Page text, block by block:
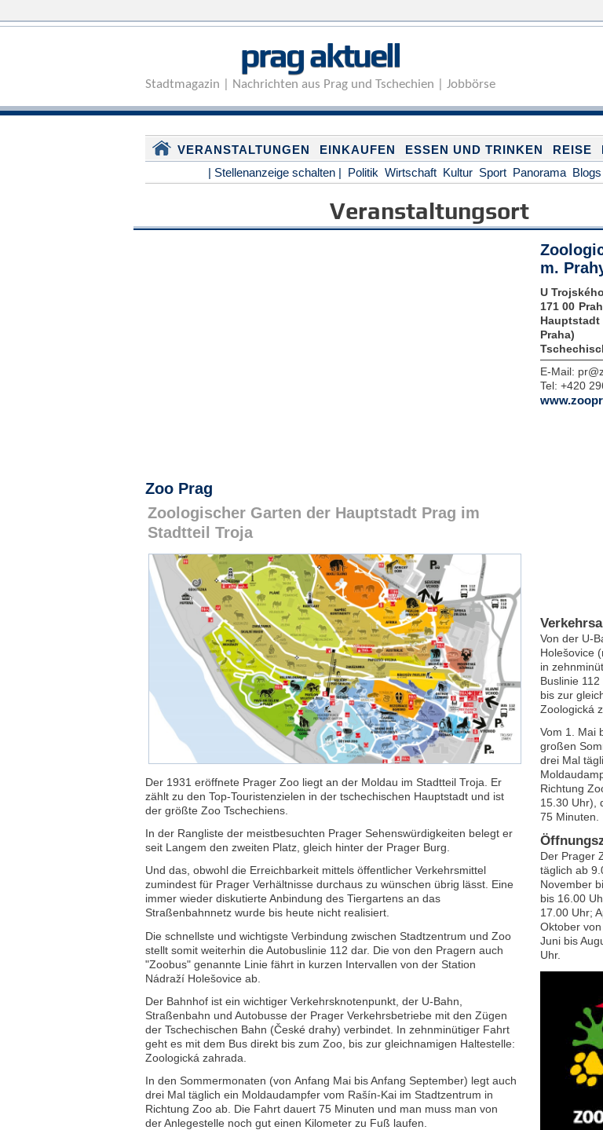
prag aktuell
Stadtmagazin | Nachrichten aus Prag und Tschechien | Jobbörse
VERANSTALTUNGEN EINKAUFEN ESSEN UND TRINKEN REISE
| Stellenanzeige schalten | Politik Wirtschaft Kultur Sport Panorama Blogs
Veranstaltungsort
Zoo Prag
Zoologischer Garten der Hauptstadt Prag im
Stadtteil Troja
Der 1931 eröffnete Prager Zoo liegt an der Moldau im Stadtteil Troja. Er
zählt zu den Top-Touristenzielen in der tschechischen Hauptstadt und ist
der größte Zoo Tschechiens.
In der Rangliste der meistbesuchten Prager Sehenswürdigkeiten belegt er
seit Langem den zweiten Platz, gleich hinter der Prager Burg.
Und das, obwohl die Erreichbarkeit mittels öffentlicher Verkehrsmittel
zumindest für Prager Verhältnisse durchaus zu wünschen übrig lässt. Eine
immer wieder diskutierte Anbindung des Tiergartens an das
Straßenbahnnetz wurde bis heute nicht realisiert.
Die schnellste und wichtigste Verbindung zwischen Stadtzentrum und Zoo
stellt somit weiterhin die Autobuslinie 112 dar. Die von den Pragern auch
"Zoobus" genannte Linie fährt in kurzen Intervallen von der Station
Nádraží Holešovice ab.
Der Bahnhof ist ein wichtiger Verkehrsknotenpunkt, der U-Bahn,
Straßenbahn und Autobusse der Prager Verkehrsbetriebe mit den Zügen
der Tschechischen Bahn (České drahy) verbindet. In zehnminütiger Fahrt
geht es mit dem Bus direkt bis zum Zoo, bis zur gleichnamigen Haltestelle:
Zoologická zahrada.
In den Sommermonaten (von Anfang Mai bis Anfang September) legt auch
drei Mal täglich ein Moldaudampfer vom Rašín-Kai im Stadtzentrum in
Richtung Zoo ab. Die Fahrt dauert 75 Minuten und man muss man von
der Anlegestelle noch gut einen Kilometer zu Fuß laufen.
m.
U
171 00
Hauptstadt
Praha)
E-Mail:
Tel: +420
Von der U-
Holešovice
in
Buslinie
bis zur
Zoologická
Vom 1. Mai
großen
drei Mal
Richtung
15.30 Uhr),
75 Minuten.
Der Prager
täglich ab
November
bis 16.00
17.00 Uhr;
Oktober
Juni bis
Uhr.